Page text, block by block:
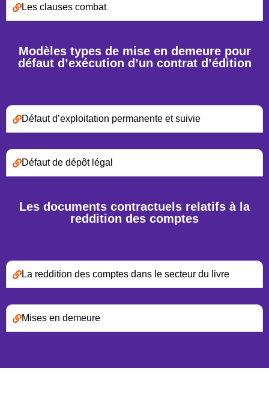
Les clauses combat
Modèles types de mise en demeure pour
défaut d’exécution d’un contrat d’édition
Défaut d’exploitation permanente et suivie
Défaut de dépôt légal
Les documents contractuels relatifs à la
reddition des comptes
La reddition des comptes dans le secteur du livre
Mises en demeure